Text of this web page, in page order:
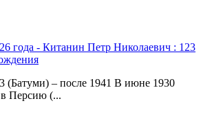
года - Китанин Петр Николаевич : 123
(Батуми) – после 1941 В июне 1930
Персию (...